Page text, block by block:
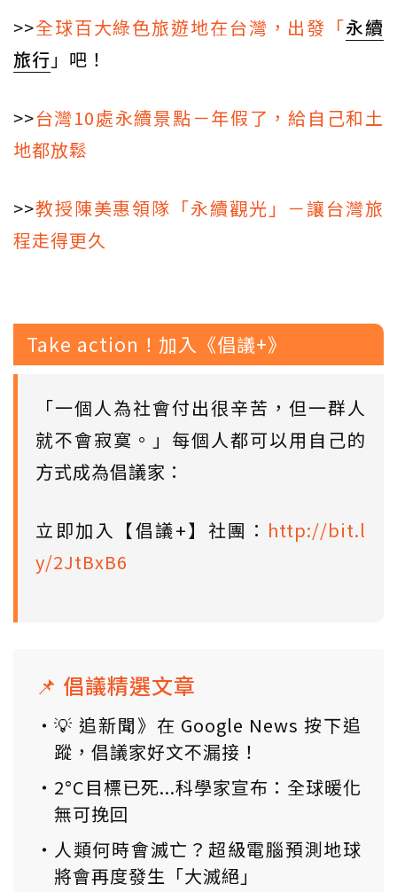
>>全球百大綠色旅遊地在台灣，出發「永續
旅行 」吧！
>>台灣10處永續景點－年假了，給自己和土
地都放鬆
>>教授陳美惠領隊「永續觀光」－讓台灣旅
程走得更久
Take action！加入《倡議+》
「一個人為社會付出很辛苦，但一群人
就不會寂寞。」每個人都可以用自己的
方式成為倡議家：
立即加入【倡議+】社團： http://bit.l
y/2JtBxB6
📌 倡議精選文章
💡 追新聞》在 Google News 按下追
蹤，倡議家好文不漏接！
2°C目標已死...科學家宣布：全球暖化
無可挽回
人類何時會滅亡？超級電腦預測地球
將會再度發生「大滅絕」